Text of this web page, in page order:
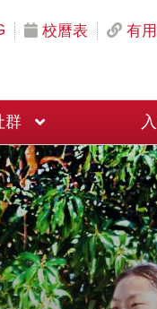
校曆表 有
群